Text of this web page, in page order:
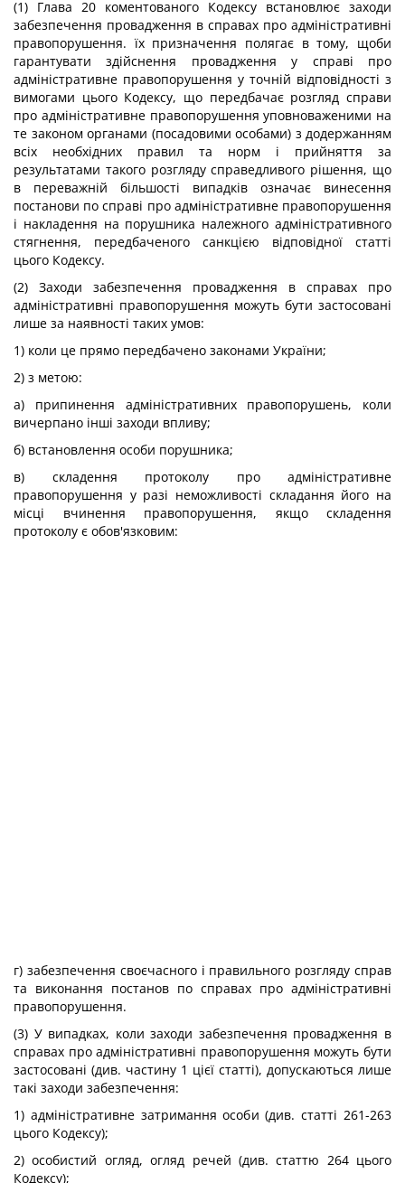
(1) Глава 20 коментованого Кодексу встановлює заходи
забезпечення провадження в справах про адміністративні
правопорушення. їх призначення полягає в тому, щоби
гарантувати здійснення провадження у справі про
адміністративне правопорушення у точній відповідності з
вимогами цього Кодексу, що передбачає розгляд справи
про адміністративне правопорушення уповноваженими на
те законом органами (посадовими особами) з додержанням
всіх необхідних правил та норм і прийняття за
результатами такого розгляду справедливого рішення, що
в переважній більшості випадків означає винесення
постанови по справі про адміністративне правопорушення
і накладення на порушника належного адміністративного
стягнення, передбаченого санкцією відповідної статті
цього Кодексу.
(2) Заходи забезпечення провадження в справах про
адміністративні правопорушення можуть бути застосовані
лише за наявності таких умов:
1) коли це прямо передбачено законами України;
2) з метою:
а) припинення адміністративних правопорушень, коли
вичерпано інші заходи впливу;
б) встановлення особи порушника;
в) складення протоколу про адміністративне
правопорушення у разі неможливості складання його на
місці вчинення правопорушення, якщо складення
протоколу є обов'язковим:
г) забезпечення своєчасного і правильного розгляду справ
та виконання постанов по справах про адміністративні
правопорушення.
(3) У випадках, коли заходи забезпечення провадження в
справах про адміністративні правопорушення можуть бути
застосовані (див. частину 1 цієї статті), допускаються лише
такі заходи забезпечення:
1) адміністративне затримання особи (див. статті 261-263
цього Кодексу);
2) особистий огляд, огляд речей (див. статтю 264 цього
Кодексу);